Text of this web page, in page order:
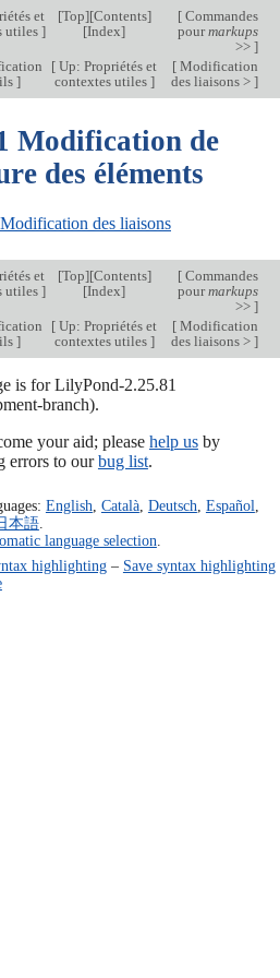
et
utiles ]
[Top][Contents]
[Index]
[Commandes
pourmarkups
>> ]
]
[ Up: Propriétés et
contextes utiles ]
[Modification
des liaisons > ]
Modification de
des éléments
des liaisons
et
utiles ]
[Top][Contents]
[Index]
[Commandes
pourmarkups
>> ]
]
[ Up: Propriétés et
contextes utiles ]
[Modification
des liaisons > ]
is for LilyPond-2.25.81
branch).
your aid; please help usby
errors to ourbug list.
English Català, Deutsch Español
本語.
language selection
highlighting– Save syntax highlighting